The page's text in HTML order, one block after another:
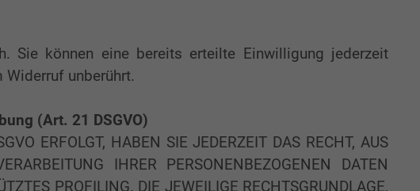
Sie können eine bereits erteilte Einwilligung jederzeit
unberührt.
(Art. 21 DSGVO)
ERFOLGT, HABEN SIE JEDERZEIT DAS RECHT, AUS
IHRER PERSONENBEZOGENEN DATEN
PROFILING. DIE JEWEILIGE RECHTSGRUNDLAGE,